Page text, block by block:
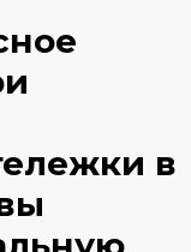
в